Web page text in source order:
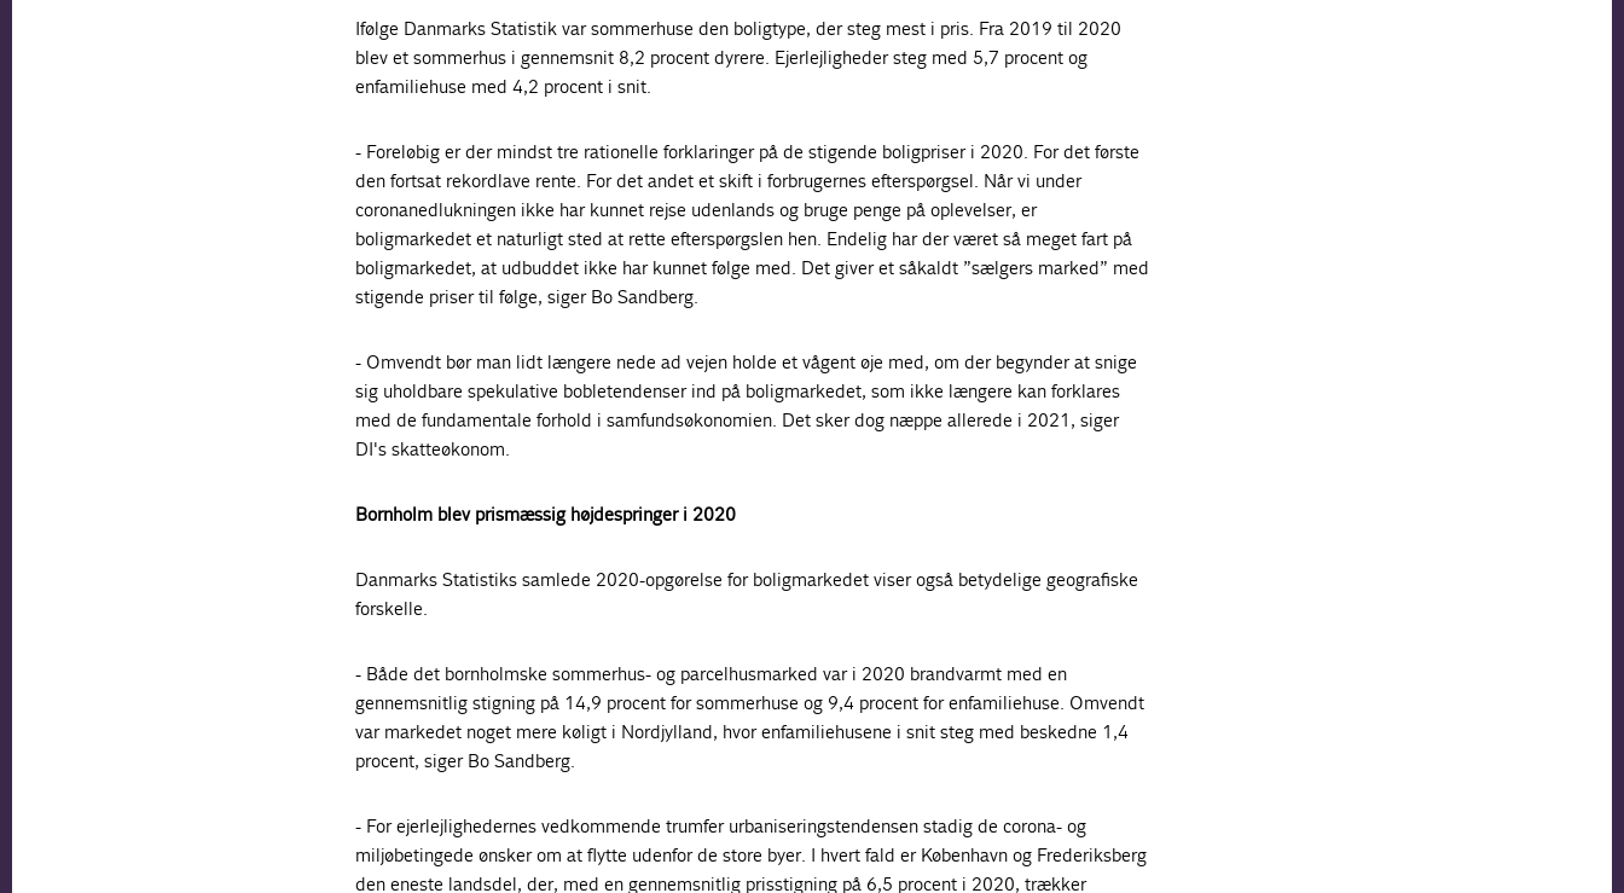
Ifølge Danmarks Statistik var sommerhuse den boligtype, der steg mest i pris. Fra 2019 til 2020
blev et sommerhus i gennemsnit 8,2 procent dyrere. Ejerlejligheder steg med 5,7 procent og
enfamiliehuse med 4,2 procent i snit.
- Foreløbig er der mindst tre rationelle forklaringer på de stigende boligpriser i 2020. For det første
den fortsat rekordlave rente. For det andet et skift i forbrugernes efterspørgsel. Når vi under
coronanedlukningen ikke har kunnet rejse udenlands og bruge penge på oplevelser, er
boligmarkedet et naturligt sted at rette efterspørgslen hen. Endelig har der været så meget fart på
boligmarkedet, at udbuddet ikke har kunnet følge med. Det giver et såkaldt ”sælgers marked” med
stigende priser til følge, siger Bo Sandberg.
- Omvendt bør man lidt længere nede ad vejen holde et vågent øje med, om der begynder at snige
sig uholdbare spekulative bobletendenser ind på boligmarkedet, som ikke længere kan forklares
med de fundamentale forhold i samfundsøkonomien. Det sker dog næppe allerede i 2021, siger
DI's skatteøkonom.
Bornholm blev prismæssig højdespringer i 2020
Danmarks Statistiks samlede 2020-opgørelse for boligmarkedet viser også betydelige geografiske
forskelle.
- Både det bornholmske sommerhus- og parcelhusmarked var i 2020 brandvarmt med en
gennemsnitlig stigning på 14,9 procent for sommerhuse og 9,4 procent for enfamiliehuse. Omvendt
var markedet noget mere køligt i Nordjylland, hvor enfamiliehusene i snit steg med beskedne 1,4
procent, siger Bo Sandberg.
- For ejerlejlighedernes vedkommende trumfer urbaniseringstendensen stadig de corona- og
miljøbetingede ønsker om at flytte udenfor de store byer. I hvert fald er København og Frederiksberg
den eneste landsdel, der, med en gennemsnitlig prisstigning på 6,5 procent i 2020, trækker